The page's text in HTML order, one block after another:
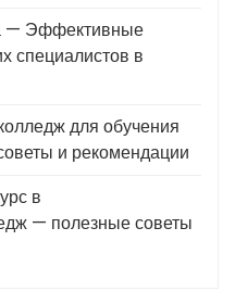
— Эффективные
специалистов в
для обучения
и рекомендации
в
— полезные советы